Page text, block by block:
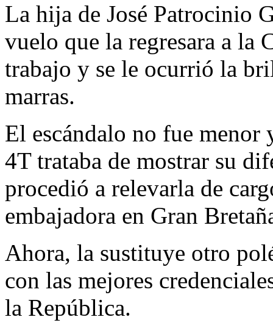
La hija de José Patrocinio
vuelo que la regresara a la
trabajo y se le ocurrió la
marras.
El escándalo no fue menor
4T trataba de mostrar su
procedió a relevarla de
embajadora en Gran
Ahora, la sustituye otro
con las mejores
la República.